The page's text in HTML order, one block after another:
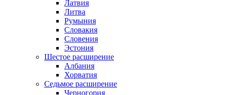
Латвия
Литва
Румыния
Словакия
Словения
Эстония
Шестое расширение
Албания
Хорватия
Седьмое расширение
Черногория